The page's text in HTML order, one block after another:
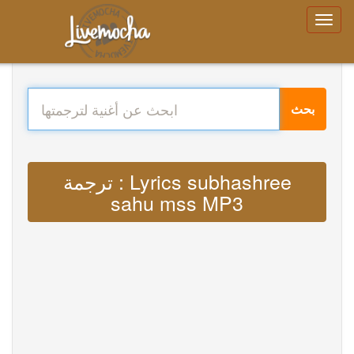
بحث
ترجمة : Lyrics subhashree
sahu mss MP3